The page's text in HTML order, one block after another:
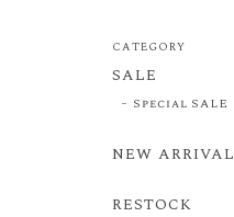
CATEGORY
SALE
Special SALE
NEW ARRIVAL
RESTOCK